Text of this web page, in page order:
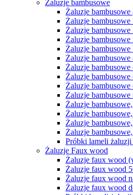
Żaluzje bambusowe
Żaluzje
Żaluzje bambusowe
Żaluzje bambusowe
Żaluzje
Żaluzje bambusowe
Żaluzje bambusowe
Żaluzje bambusowe
Żaluzje bambusowe
Żaluzje bambusowe
Żaluzje bambusowe
Żaluzje
Żaluzje
Żaluzje
Żaluzje
Próbki lameli
Żaluzje Faux wood
Żaluzje faux wood
Żaluzje faux wood
Żaluzje faux wood
Żaluzje faux wood